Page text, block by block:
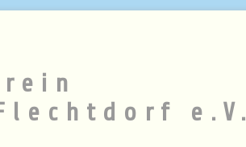
e.V.